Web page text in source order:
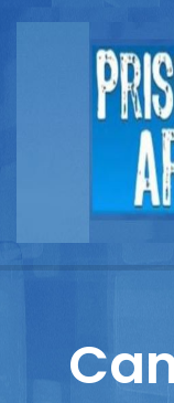
Buscador
Documentos
Reportajes